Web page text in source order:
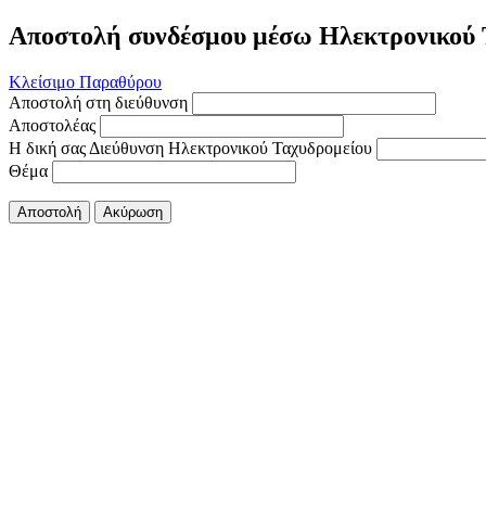
Αποστολή συνδέσμου μέσω Ηλεκτρονικού
Κλείσιμο Παραθύρου
Αποστολή στη διεύθυνση
Αποστολέας
Η δική σας Διεύθυνση Ηλεκτρονικού Ταχυδρομείου
Θέμα
Αποστολή Ακύρωση